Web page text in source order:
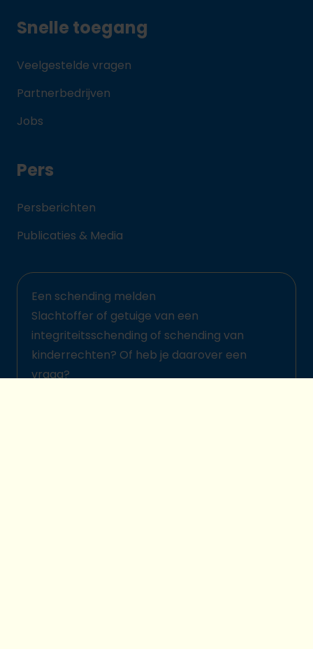
Snelle toegang
Veelgestelde vragen
Partnerbedrijven
Jobs
Pers
Persberichten
Publicaties & Media
Een schending melden
Slachtoffer of getuige van een
integriteitsschending of schending van
kinderrechten? Of heb je daarover een
vraag?